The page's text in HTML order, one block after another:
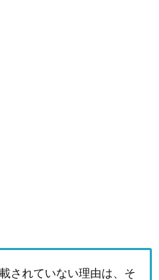
されていない理由は、そ